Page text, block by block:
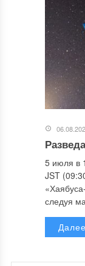
5 июля в
JST
следуя
Далее